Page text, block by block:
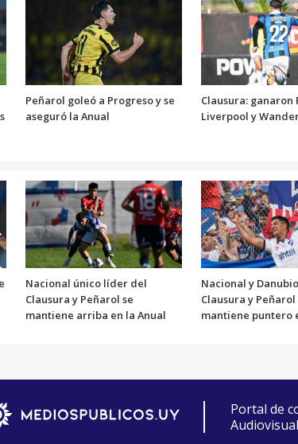
Peñarol goleó a Progreso y se
aseguró la Anual
Clausura: ganaron
Liverpool y
Nacional único líder del
Clausura y Peñarol se
mantiene arriba en la Anual
Nacional y
Clausura y Peñarol
mantiene puntero
Portal de